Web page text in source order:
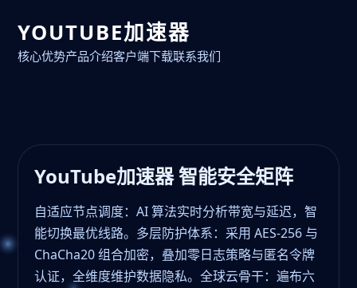
YOUTUBE加速器
核心优势产品介绍客户端下载联系我们
YouTube加速器 智能安全矩阵
自适应节点调度：AI 算法实时分析带宽与延迟，智
能切换最优线路。多层防护体系：采用 AES-256 与
ChaCha20 组合加密，叠加零日志策略与匿名令牌
认证，全维度维护数据隐私。全球云骨干：遍布六